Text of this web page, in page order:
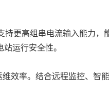
更高组串电流输入能力，
运行安全性。
效率。结合远程监控、智